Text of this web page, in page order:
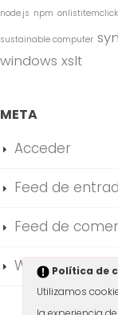
node.js npm onlistitemclick
sustainable computer
windows xslt
META
Acceder
Feed de
Feed de
WordPress.org
Política de
Utilizamos